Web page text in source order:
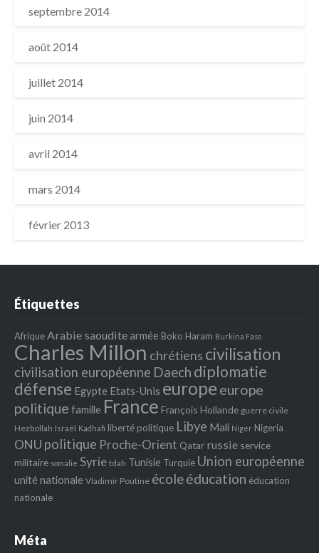
septembre 2014
août 2014
juillet 2014
juin 2014
avril 2014
mars 2014
février 2013
Étiquettes
AfriqueArabie saoudite armée Boko Haram Burkina Faso
Charles Millon chrétiens civilisation
civilisation européenne Daech diplomatie
défense Egypte Etats‐Unis europeeurope
politique famille France François Hollande guerre civile
Hezbollah Israël Kadhafi liberté politique Libye Mali Niger Nigeria
ONU politique Proche-Orient Qatar russie service
militaire somalie Syrie tdah Tunisie Turquie Union européenne
unité nationale Vladimir Poutine écoleéducation éducation
nationale
Méta